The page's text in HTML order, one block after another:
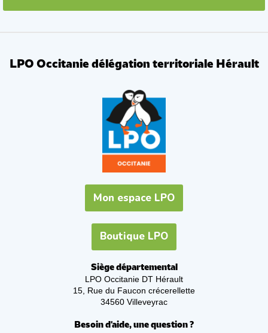
LPO Occitanie délégation territoriale Hérault
Mon espace LPO
Boutique LPO
Siège départemental
LPO Occitanie DT Hérault
15, Rue du Faucon crécerellette
34560 Villeveyrac
Besoin d'aide, une question ?